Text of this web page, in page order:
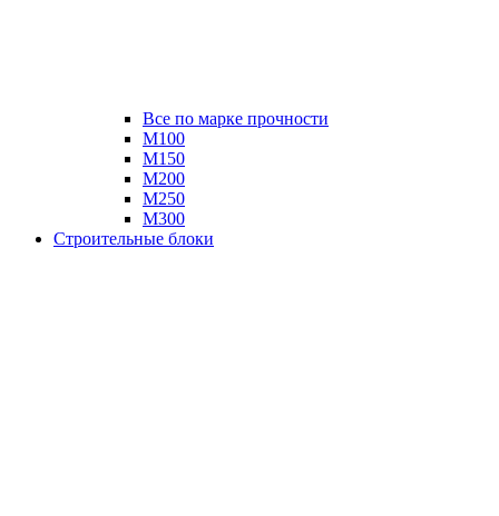
Все по марке прочности
М100
М150
М200
М250
М300
Строительные блоки